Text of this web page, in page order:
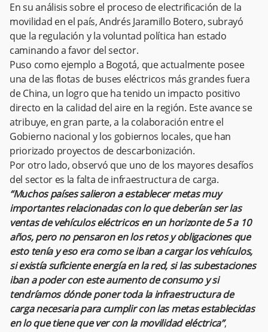
En su análisis sobre el proceso de electrificación de la
movilidad en el país, Andrés Jaramillo Botero, subrayó
que la regulación y la voluntad política han estado
caminando a favor del sector.
Puso como ejemplo a Bogotá, que actualmente posee
una de las flotas de buses eléctricos más grandes fuera
de China, un logro que ha tenido un impacto positivo
directo en la calidad del aire en la región. Este avance se
atribuye, en gran parte, a la colaboración entre el
Gobierno nacional y los gobiernos locales, que han
priorizado proyectos de descarbonización.
Por otro lado, observó que uno de los mayores desafíos
del sector es la falta de infraestructura de carga.
“Muchos países salieron a establecer metas muy
importantes relacionadas con lo que deberían ser las
ventas de vehículos eléctricos en un horizonte de 5 a 10
años, pero no pensaron en los retos y obligaciones que
esto tenía y eso era como se iban a cargar los vehículos,
si existía suficiente energía en la red, si las subestaciones
iban a poder con este aumento de consumo y si
tendríamos dónde poner toda la infraestructura de
carga necesaria para cumplir con las metas establecidas
en lo que tiene que ver con la movilidad eléctrica”,